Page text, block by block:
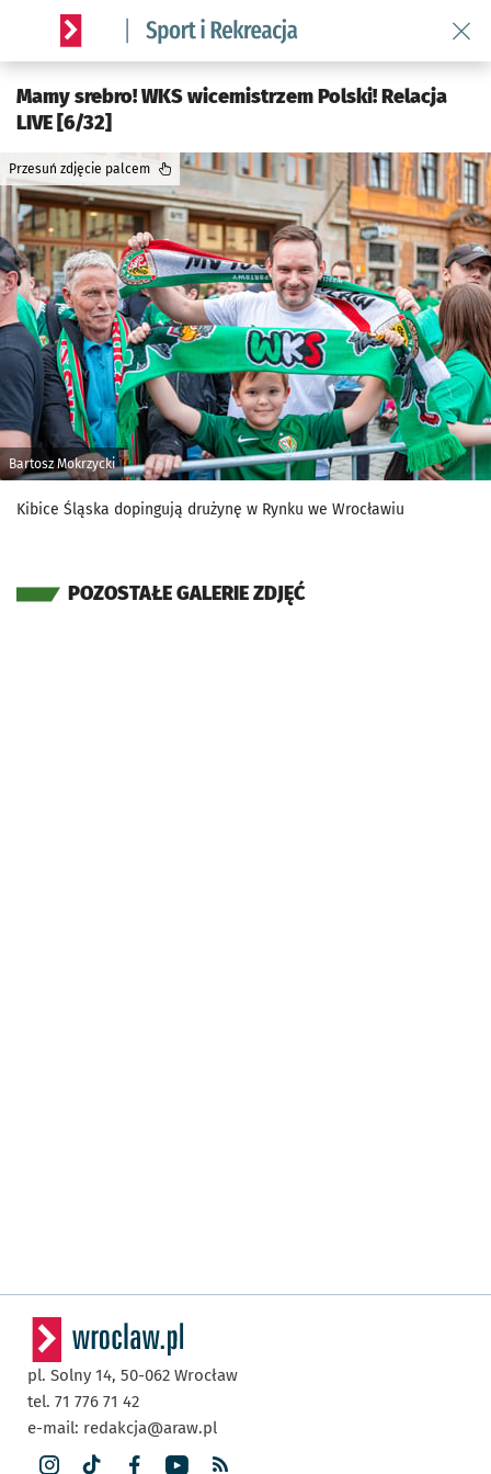
Serwis informacyjny wroclaw.pl podserwis: Sport i rekreacja
Mamy srebro! WKS wicemistrzem Polski! Relacja
LIVE [6/32]
Bartosz Mokrzycki
Przesuń zdjęcie palcem
Kibice Śląska dopingują drużynę w Rynku we Wrocławiu
POZOSTAŁE GALERIE ZDJĘĆ
pl. Solny 14, 50-062 Wrocław
tel. 71 776 71 42
e-mail: redakcja@araw.pl